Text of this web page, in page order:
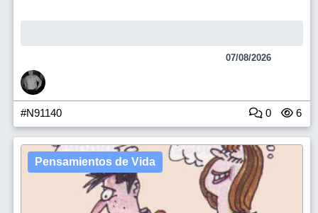
07/08/2026
#N91140 0 6
Pensamientos de Vida